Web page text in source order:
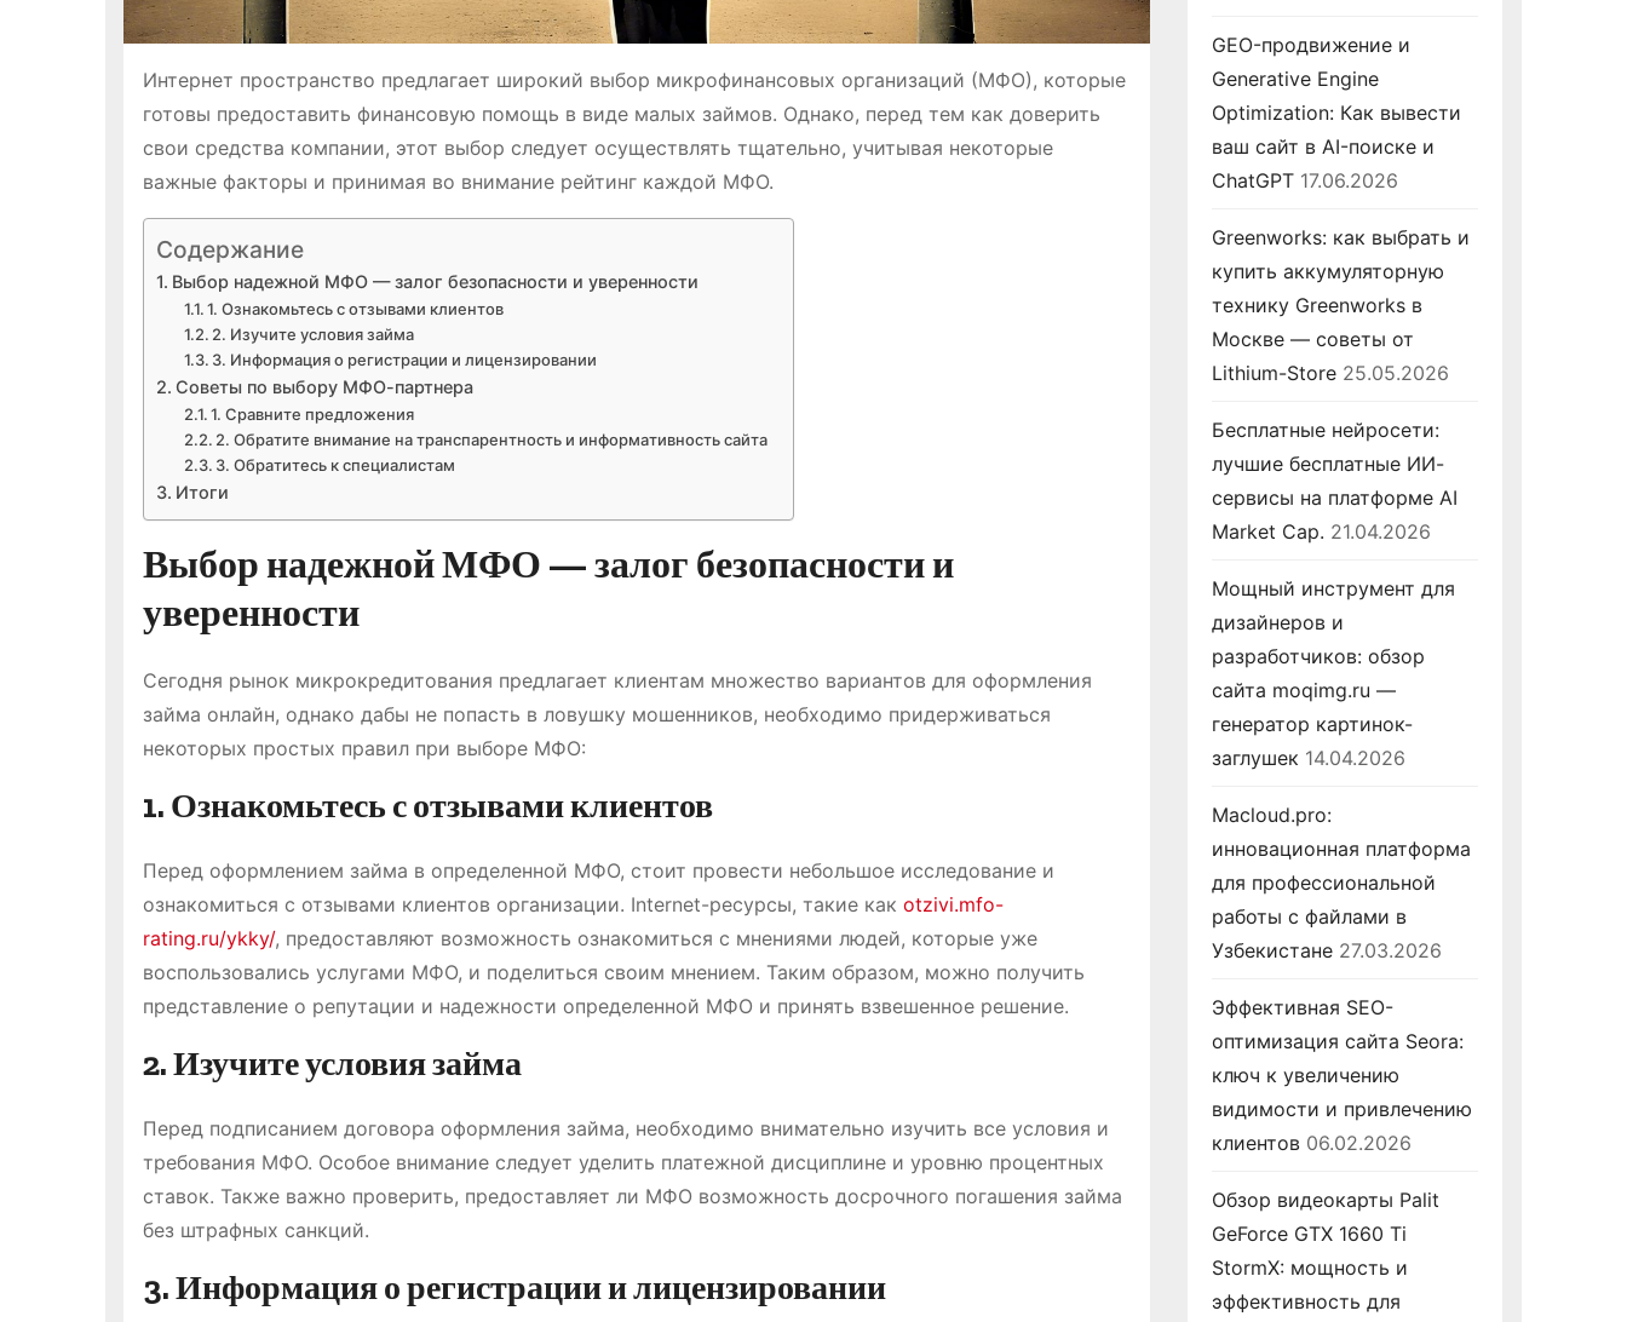
Интернет пространство предлагает широкий выбор микрофинансовых организаций (МФО), которые
готовы предоставить финансовую помощь в виде малых займов. Однако, перед тем как доверить
свои средства компании, этот выбор следует осуществлять тщательно, учитывая некоторые
важные факторы и принимая во внимание рейтинг каждой МФО.
Содержание
Выбор надежной МФО — залог безопасности и уверенности
1. Ознакомьтесь с отзывами клиентов
2. Изучите условия займа
3. Информация о регистрации и лицензировании
Советы по выбору МФО-партнера
1. Сравните предложения
2. Обратите внимание на транспарентность и информативность сайта
3. Обратитесь к специалистам
Итоги
Выбор надежной МФО — залог безопасности и
уверенности
Сегодня рынок микрокредитования предлагает клиентам множество вариантов для оформления
займа онлайн, однако дабы не попасть в ловушку мошенников, необходимо придерживаться
некоторых простых правил при выборе МФО:
1. Ознакомьтесь с отзывами клиентов
Перед оформлением займа в определенной МФО, стоит провести небольшое исследование и
ознакомиться с отзывами клиентов организации. Internet-ресурсы, такие как otzivi.mfo-
rating.ru/ykky/, предоставляют возможность ознакомиться с мнениями людей, которые уже
воспользовались услугами МФО, и поделиться своим мнением. Таким образом, можно получить
представление о репутации и надежности определенной МФО и принять взвешенное решение.
2. Изучите условия займа
Перед подписанием договора оформления займа, необходимо внимательно изучить все условия и
требования МФО. Особое внимание следует уделить платежной дисциплине и уровню процентных
ставок. Также важно проверить, предоставляет ли МФО возможность досрочного погашения займа
без штрафных санкций.
3. Информация о регистрации и лицензировании
GEO-продвижение и
Generative Engine
Optimization: Как вывести
ваш сайт в AI-поиске и
ChatGPT 17.06.2026
Greenworks: как выбрать и
купить аккумуляторную
технику Greenworks в
Москве — советы от
Lithium-Store 25.05.2026
Бесплатные нейросети:
лучшие бесплатные ИИ-
сервисы на платформе AI
Market Cap. 21.04.2026
Мощный инструмент для
дизайнеров и
разработчиков: обзор
сайта moqimg.ru —
генератор картинок-
заглушек 14.04.2026
Macloud.pro:
инновационная платформа
для профессиональной
работы с файлами в
Узбекистане 27.03.2026
Эффективная SEO-
оптимизация сайта Seora:
ключ к увеличению
видимости и привлечению
клиентов 06.02.2026
Обзор видеокарты Palit
GeForce GTX 1660 Ti
StormX: мощность и
эффективность для